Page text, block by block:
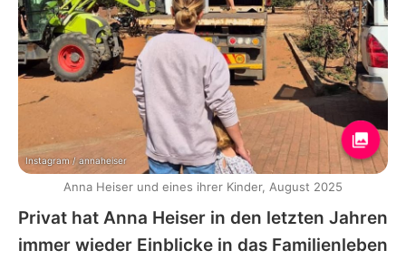
Privat hat Anna Heiser in den letzten Jahren
immer wieder Einblicke in das Familienleben
Instagram / annaheiser
Anna Heiser und eines ihrer Kinder, August 2025